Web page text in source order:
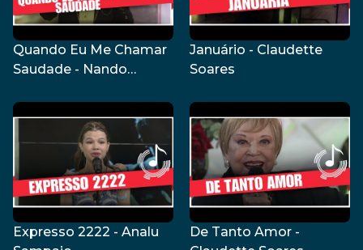
Quando Eu Me Chamar
Saudade - Nando
Januário - Claudette
Soares
Expresso 2222 - Analu
De Tanto Amor -